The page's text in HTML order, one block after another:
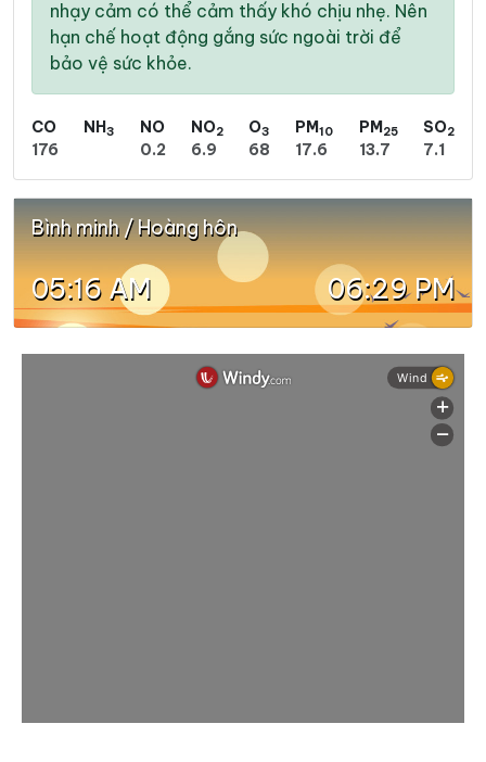
nhạy cảm có thể cảm thấy khó chịu nhẹ. Nên
hạn chế hoạt động gắng sức ngoài trời để
bảo vệ sức khỏe.
CO
176
NH3
NO
0.2
NO2
6.9
O3
68
PM10
17.6
PM25
13.7
SO2
7.1
Bình minh / Hoàng hôn
05:16 AM 06:29 PM